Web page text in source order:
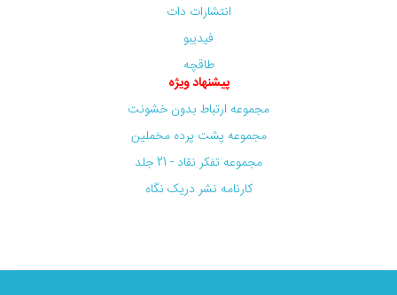
انتشارات دات
فیدیبو
طاقچه
پیشنهاد ویژه
مجموعه ارتباط بدون خشونت
مجموعه پشت پرده مخملین
مجموعه تفکر نقاد - 21 جلد
کارنامه نشر دریک نگاه